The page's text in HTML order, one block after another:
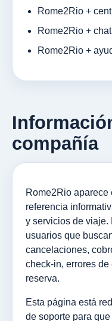
Rome2Rio +
Rome2Rio +
Rome2Rio +
compañía
Rome2Rio
referencia
y servicios de viaje.
usuarios que
cancelaciones,
check-in, errores
reserva.
Esta página está
de soporte para